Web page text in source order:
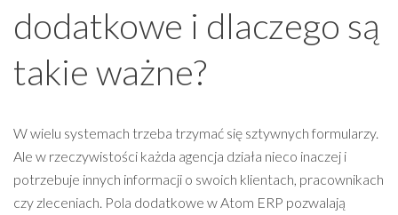
dodatkowe i dlaczego są
takie ważne?
W wielu systemach trzeba trzymać się sztywnych formularzy.
Ale w rzeczywistości każda agencja działa nieco inaczej i
potrzebuje innych informacji o swoich klientach, pracownikach
czy zleceniach. Pola dodatkowe w Atom ERP pozwalają